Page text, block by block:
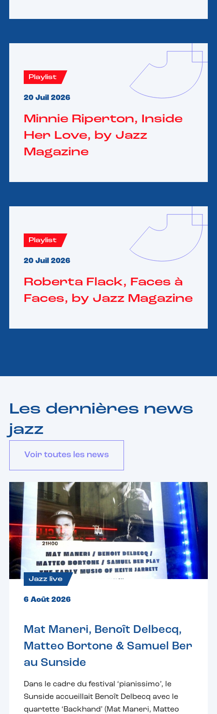
Playlist
20 Juil 2026
Minnie Riperton, Inside
Her Love, by Jazz
Magazine
Playlist
20 Juil 2026
Roberta Flack, Faces à
Faces, by Jazz Magazine
Les dernières news
jazz
Voir toutes les news
Jazz live
6 Août 2026
Mat Maneri, Benoît Delbecq,
Matteo Bortone & Samuel Ber
au Sunside
Dans le cadre du festival ‘pianissimo’, le
Sunside accueillait Benoît Delbecq avec le
quartette ‘Backhand’ (Mat Maneri, Matteo